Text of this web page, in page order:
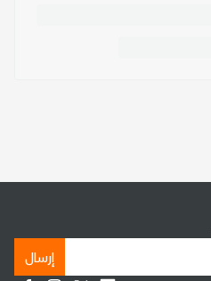
إرسال